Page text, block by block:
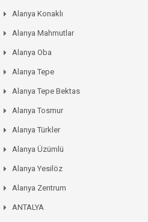
Alanya Konaklı
Alanya Mahmutlar
Alanya Oba
Alanya Tepe
Alanya Tepe Bektas
Alanya Tosmur
Alanya Türkler
Alanya Üzümlü
Alanya Yesilöz
Alanya Zentrum
ANTALYA